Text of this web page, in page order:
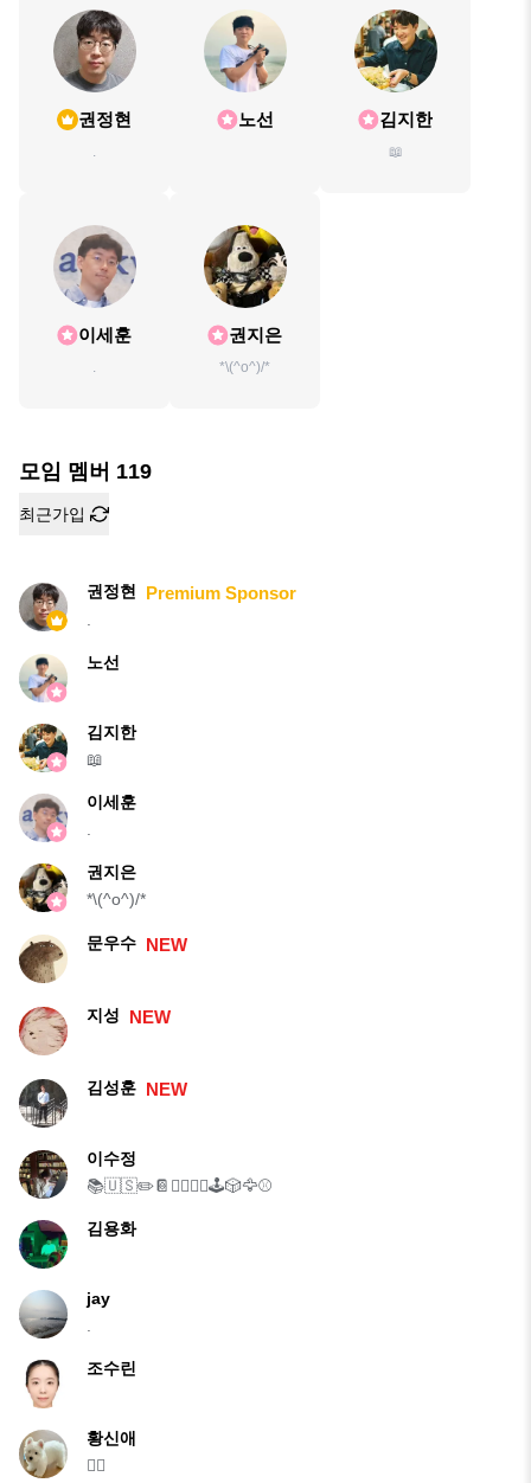
권정현
.
노선 김지한
📖
이세훈
.
권지은
*\(^o^)/*
모임 멤버 119
최근가입
권정현 Premium Sponsor
노선
김지한
📖
이세훈
권지은
*\(^o^)/*
문우수 NEW
지성 NEW
김성훈 NEW
이수정
📚🇺🇸✏️📔🏃‍♀️🏋️‍♀️🕹️🎲🦅⚾️
김용화
jay
조수린
황신애
🙋‍♀️